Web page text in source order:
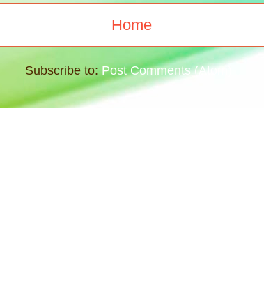
Home
Subscribe to: Post Comments (Atom)